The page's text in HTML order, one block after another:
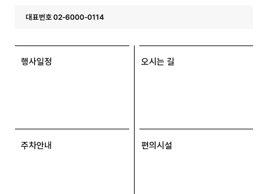
대표번호 02-6000-0114
행사일정 오시는 길
주차안내 편의시설